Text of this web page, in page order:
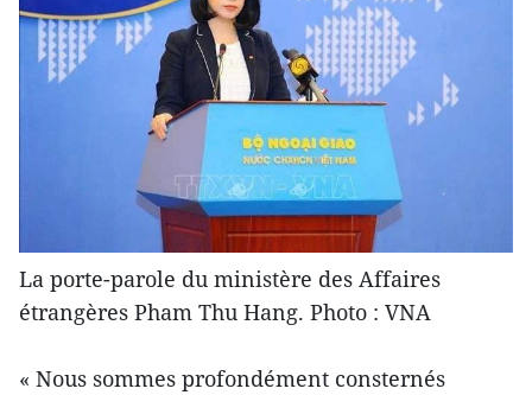
La porte-parole du ministère des Affaires
étrangères Pham Thu Hang. Photo : VNA
« Nous sommes profondément consternés